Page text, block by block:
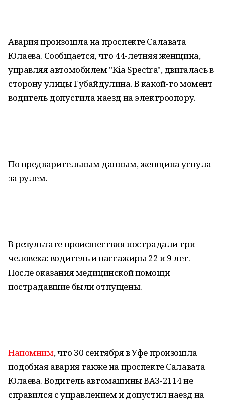
Авария произошла на проспекте Салавата
Юлаева. Сообщается, что 44-летняя женщина,
управляя автомобилем "Kia Spectra", двигалась в
сторону улицы Губайдулина. В какой-то момент
водитель допустила наезд на электроопору.
По предварительным данным, женщина уснула
за рулем.
В результате происшествия пострадали три
человека: водитель и пассажиры 22 и 9 лет.
После оказания медицинской помощи
пострадавшие были отпущены.
Напомним, что 30 сентября в Уфе произошла
подобная авария также на проспекте Салавата
Юлаева. Водитель автомашины ВАЗ-2114 не
справился с управлением и допустил наезд на